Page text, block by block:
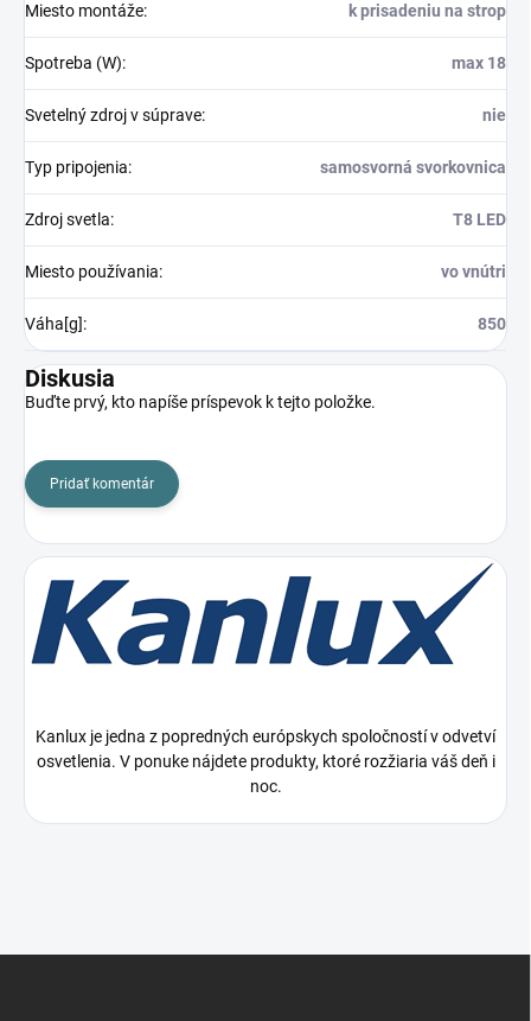
Miesto montáže: k prisadeniu na strop
Spotreba (W): max 18
Svetelný zdroj v súprave: nie
Typ pripojenia: samosvorná svorkovnica
Zdroj svetla: T8 LED
Miesto používania: vo vnútri
Váha[g]: 850
Diskusia
Buďte prvý, kto napíše príspevok k tejto položke.
Pridať komentár
Kanlux je jedna z popredných európskych spoločností v odvetví
osvetlenia. V ponuke nájdete produkty, ktoré rozžiaria váš deň i
noc.